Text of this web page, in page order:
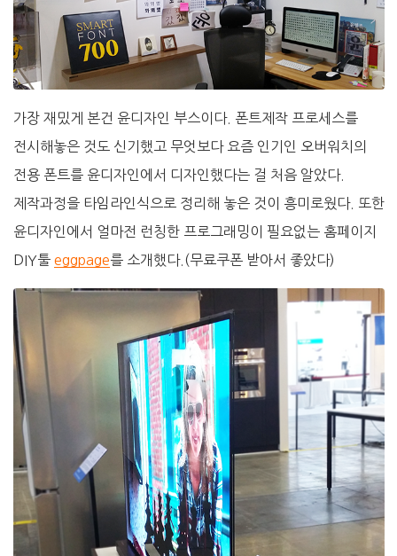
가장 재밌게 본건 윤디자인 부스이다. 폰트제작 프로세스를
전시해놓은 것도 신기했고 무엇보다 요즘 인기인 오버워치의
전용 폰트를 윤디자인에서 디자인했다는 걸 처음 알았다.
제작과정을 타임라인식으로 정리해 놓은 것이 흥미로웠다. 또한
윤디자인에서 얼마전 런칭한 프로그래밍이 필요없는 홈페이지
DIY툴 eggpage를 소개했다.(무료쿠폰 받아서 좋았다)